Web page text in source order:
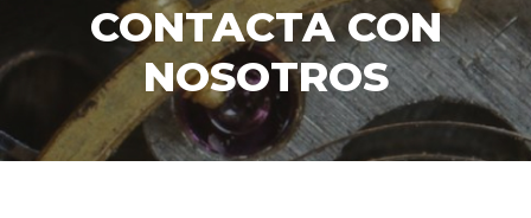
CONTACTA CON
NOSOTROS